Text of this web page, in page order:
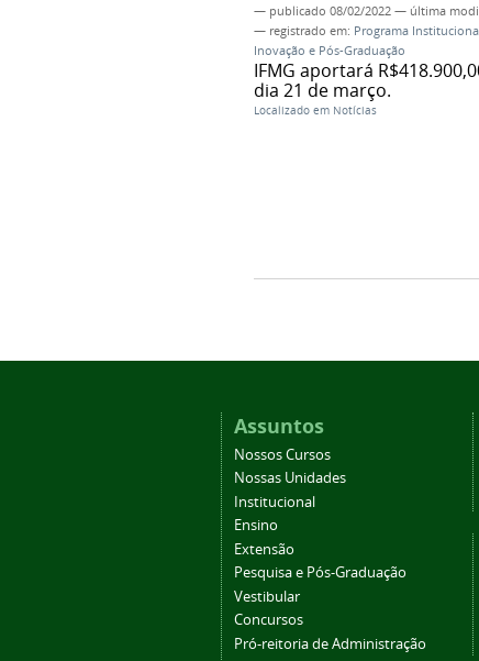
— publicado 08/02/2022 — última
— registrado em: Programa
Inovação e Pós-Graduação
IFMG aportará
dia 21 de março.
Localizado em Notícias
Assuntos
Nossos Cursos
Nossas Unidades
Institucional
Ensino
Extensão
Pesquisa e Pós-Graduação
Vestibular
Concursos
Pró-reitoria de Administração